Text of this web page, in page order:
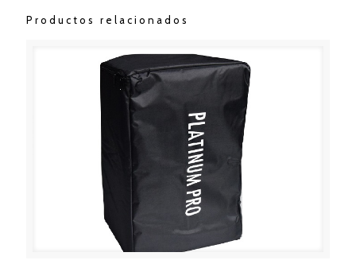
Productos relacionados